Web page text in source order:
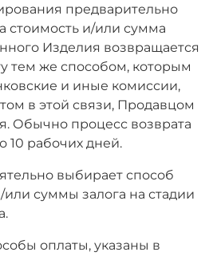
предварительно
стоимость и/или сумма
Изделия возвращается
тем же способом, которым
и иные комиссии,
в этой связи, Продавцом
Обычно процесс возврата
10 рабочих дней.
выбирает способ
суммы залога на стадии
оплаты, указаны в